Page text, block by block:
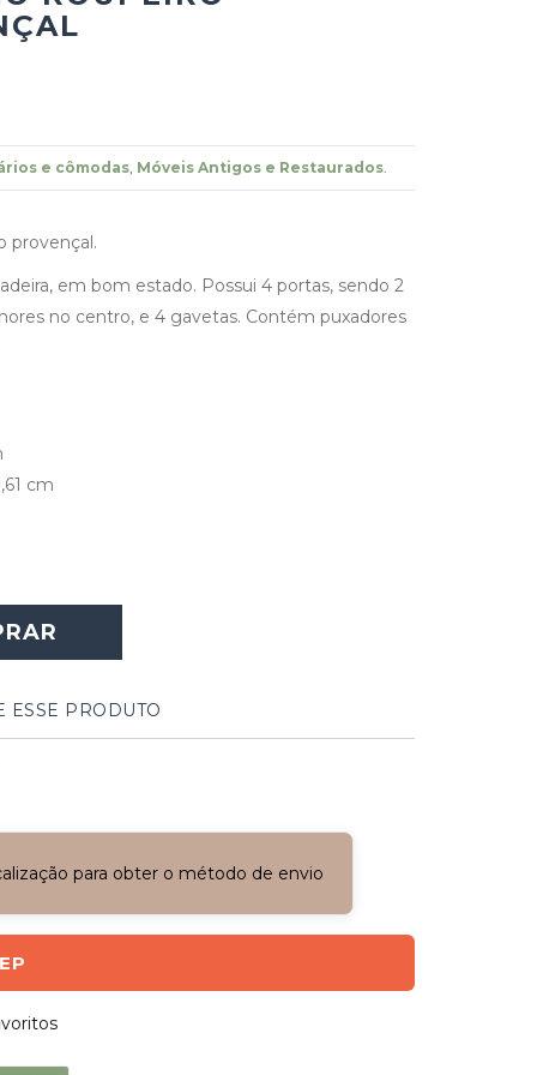
e cômodas, Móveis Antigos e Restaurados.
provençal.
em bom estado. Possui 4 portas, sendo 2
no centro, e 4 gavetas. Contém puxadores
cm
ESSE PRODUTO
para obter o método de envio